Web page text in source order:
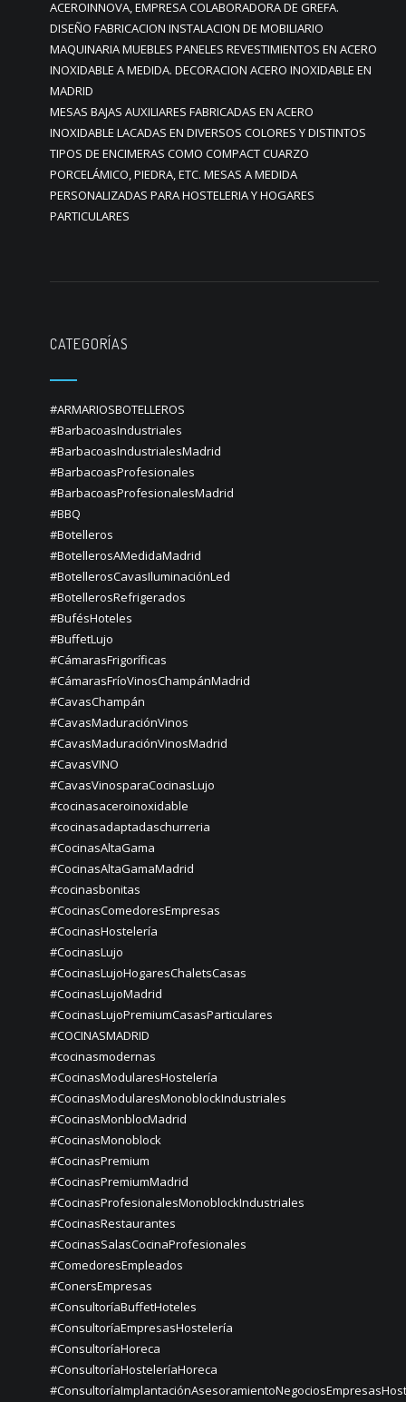
ACEROINNOVA, EMPRESA COLABORADORA DE GREFA.
DISEÑO FABRICACION INSTALACION DE MOBILIARIO
MAQUINARIA MUEBLES PANELES REVESTIMIENTOS EN ACERO
INOXIDABLE A MEDIDA. DECORACION ACERO INOXIDABLE EN
MADRID
MESAS BAJAS AUXILIARES FABRICADAS EN ACERO
INOXIDABLE LACADAS EN DIVERSOS COLORES Y DISTINTOS
TIPOS DE ENCIMERAS COMO COMPACT CUARZO
PORCELÁMICO, PIEDRA, ETC. MESAS A MEDIDA
PERSONALIZADAS PARA HOSTELERIA Y HOGARES
PARTICULARES
CATEGORÍAS
#ARMARIOSBOTELLEROS
#BarbacoasIndustriales
#BarbacoasIndustrialesMadrid
#BarbacoasProfesionales
#BarbacoasProfesionalesMadrid
#BBQ
#Botelleros
#BotellerosAMedidaMadrid
#BotellerosCavasIluminaciónLed
#BotellerosRefrigerados
#BufésHoteles
#BuffetLujo
#CámarasFrigoríficas
#CámarasFríoVinosChampánMadrid
#CavasChampán
#CavasMaduraciónVinos
#CavasMaduraciónVinosMadrid
#CavasVINO
#CavasVinosparaCocinasLujo
#cocinasaceroinoxidable
#cocinasadaptadaschurreria
#CocinasAltaGama
#CocinasAltaGamaMadrid
#cocinasbonitas
#CocinasComedoresEmpresas
#CocinasHostelería
#CocinasLujo
#CocinasLujoHogaresChaletsCasas
#CocinasLujoMadrid
#CocinasLujoPremiumCasasParticulares
#COCINASMADRID
#cocinasmodernas
#CocinasModularesHostelería
#CocinasModularesMonoblockIndustriales
#CocinasMonblocMadrid
#CocinasMonoblock
#CocinasPremium
#CocinasPremiumMadrid
#CocinasProfesionalesMonoblockIndustriales
#CocinasRestaurantes
#CocinasSalasCocinaProfesionales
#ComedoresEmpleados
#ConersEmpresas
#ConsultoríaBuffetHoteles
#ConsultoríaEmpresasHostelería
#ConsultoríaHoreca
#ConsultoríaHosteleríaHoreca